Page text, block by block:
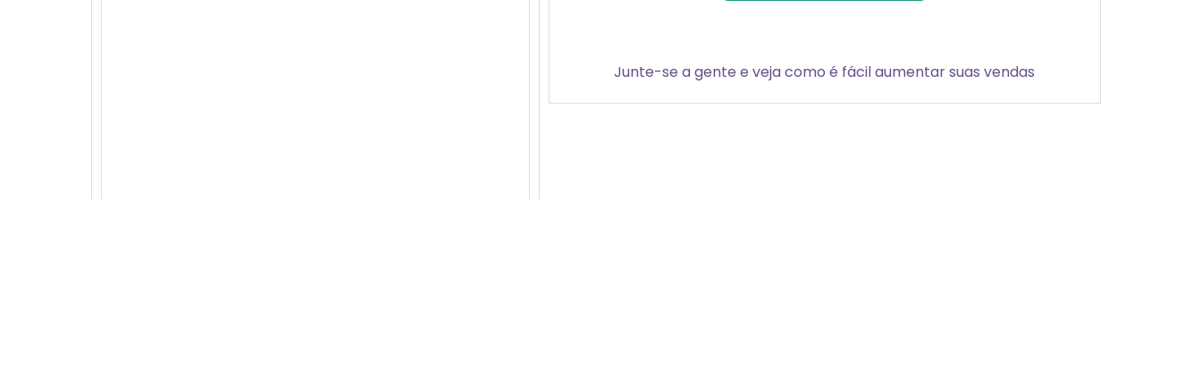
Junte-se a gente e veja como é fácil aumentar suas vendas